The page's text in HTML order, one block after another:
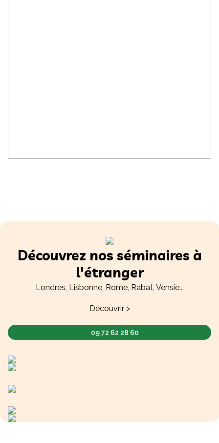
Découvrez nos séminaires à
l'étranger
Londres, Lisbonne, Rome, Rabat, Vensie...
Découvrir >
09 72 62 28 60